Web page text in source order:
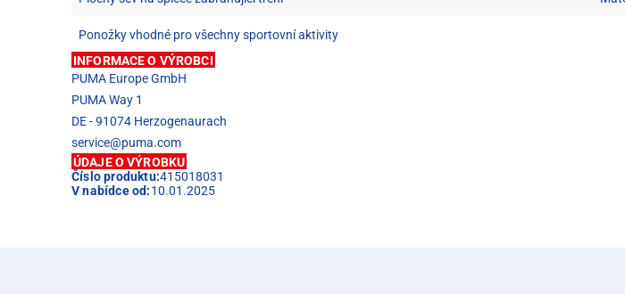
Ponožky vhodné pro všechny sportovní aktivity
INFORMACE O VÝROBCI
PUMA Europe GmbH
PUMA Way 1
DE - 91074 Herzogenaurach
service@puma.com
ÚDAJE O VÝROBKU
Číslo produktu:415018031
V nabídce od:10.01.2025